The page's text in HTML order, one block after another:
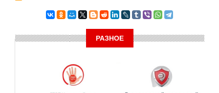
РАЗНОЕ